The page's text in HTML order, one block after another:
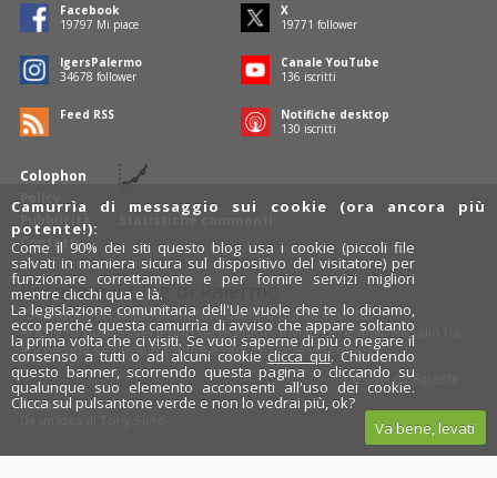
Colophon
Policy
Pubblicità
Contatti
Statistiche commenti
Facebook
19797 Mi piace
X
19771 follower
IgersPalermo
34678 follower
Canale YouTube
136 iscritti
Feed RSS
Notifiche desktop
130 iscritti
Rosalio è il blog di Palermo
754 autoriraccontano Palermo dal loro punto di vista.
Anche tu puoi essere uno degli autori: inviaci un' e-mail. Rosalio ha
anche una sezionefotobloge una sezionevideoblog.
Designcut&paste
Rosalio.it
x
Instagram
Camurrìa di messaggio sui cookie (ora ancora più
potente!):
Come il 90% dei siti questo blog usa i cookie (piccoli file
salvati in maniera sicura sul dispositivo del visitatore) per
funzionare correttamente e per fornire servizi migliori
mentre clicchi qua e là.
La legislazione comunitaria dell'Ue vuole che te lo diciamo,
ecco perché questa camurrìa di avviso che appare soltanto
la prima volta che ci visiti. Se vuoi saperne di più o negare il
consenso a tutti o ad alcuni cookie clicca qui. Chiudendo
questo banner, scorrendo questa pagina o cliccando su
qualunque suo elemento acconsenti all'uso dei cookie.
Clicca sul pulsantone verde e non lo vedrai più, ok?
Va bene, levati